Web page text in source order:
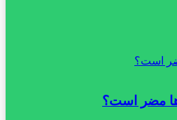
است؟
مضر است؟